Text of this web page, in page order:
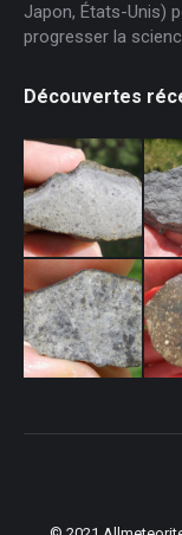
Japon, États-Unis)
progresser la
Découvertes